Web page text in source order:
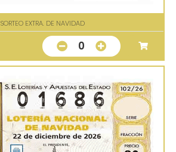
SORTEO EXTRA. DE NAVIDAD
0